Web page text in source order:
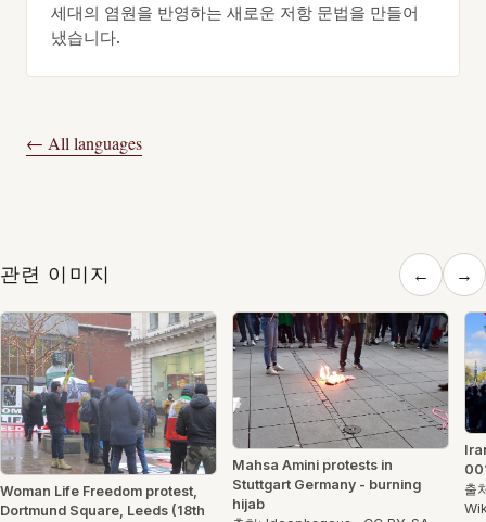
세대의 염원을 반영하는 새로운 저항 문법을 만들어
냈습니다.
← All languages
관련 이미지 ← →
Woman Life Freedom protest,
Dortmund Square, Leeds (18th
Mahsa Amini protests in
Stuttgart Germany - burning
hijab
출